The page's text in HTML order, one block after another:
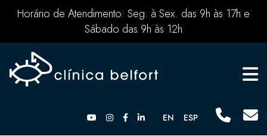
Horário de Atendimento: Seg. à Sex. das 9h às 17h e
Sábado das 9h às 12h
EN ESP